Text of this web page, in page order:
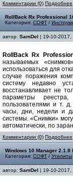
Комментарии (0) Подробнее
RollBack Rx Professional
Категория: СОФТ /
автор: SamDel | 19-10-2017,
RollBack Rx
называемых
использоваться для
случае поражения
систему недавно
восстанавливает не
параметры реестра,
пользователями и т.
часы, дни, недели и
системы. «Снимки»
автоматически, по
Комментарии (0) Подробнее
Windows 10 Manager 2.1.8
Категория: СОФТ / Утилиты
автор: SamDel | 19-10-2017,